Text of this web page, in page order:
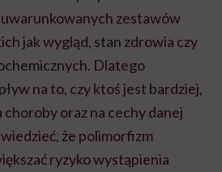
zestawów
jak wygląd, stan zdrowia czy
Dlatego
na to, czy ktoś jest bardziej,
oraz na cechy danej
że polimorfizm
ryzyko wystąpienia